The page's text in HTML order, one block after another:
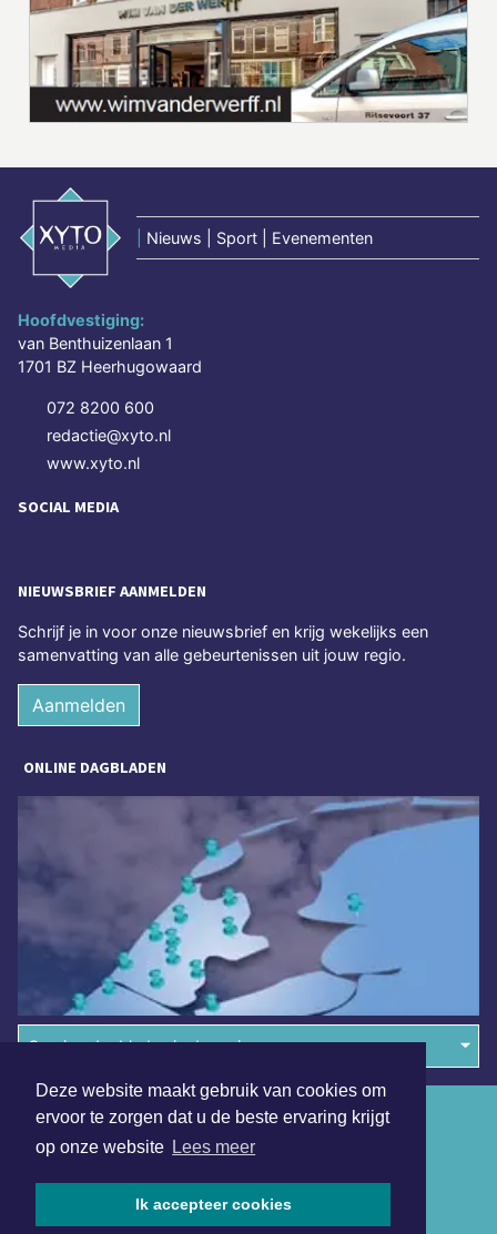
Deze website maakt gebruik van cookies om
ervoor te zorgen dat u de beste ervaring krijgt
op onze website Lees meer
Ik accepteer cookies
Nieuws | Sport | Evenementen
Hoofdvestiging:
van Benthuizenlaan 1
1701 BZ Heerhugowaard
072 8200 600
redactie@xyto.nl
www.xyto.nl
SOCIAL MEDIA
NIEUWSBRIEF AANMELDEN
Schrijf je in voor onze nieuwsbrief en krijg wekelijks een
samenvatting van alle gebeurtenissen uit jouw regio.
Aanmelden
ONLINE DAGBLADEN
Overige dagbladen in de regio
Algemene voorwaarden
Disclaimer